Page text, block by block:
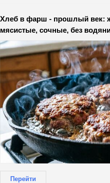
Хлеб в фарш - прошлый век:
мясистые, сочные, без
Перейти